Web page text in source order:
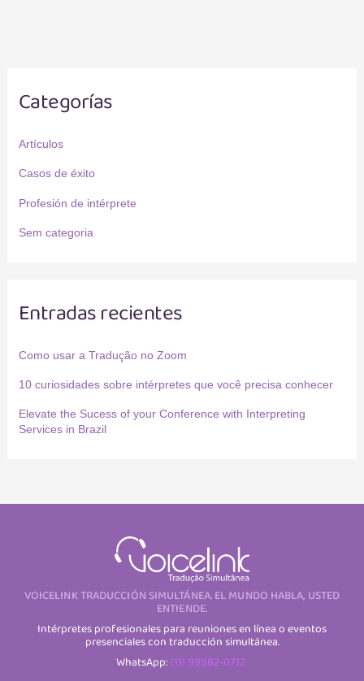
Categorías
Artículos
Casos de éxito
Profesión de intérprete
Sem categoria
Entradas recientes
Como usar a Tradução no Zoom
10 curiosidades sobre intérpretes que você precisa conhecer
Elevate the Sucess of your Conference with Interpreting
Services in Brazil
VOICELINK TRADUCCIÓN SIMULTÁNEA. EL MUNDO HABLA, USTED
ENTIENDE.
Intérpretes profesionales para reuniones en línea o eventos
presenciales con traducción simultánea.
WhatsApp: (11) 99982-0712